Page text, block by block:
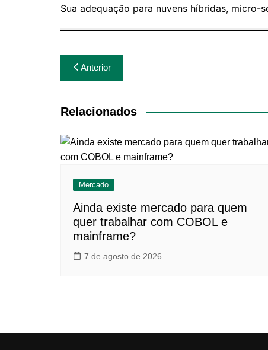
Sua adequação para nuvens híbridas,
Navegação
de
Post
Anterior
Relacionados
Mercado
Ainda existe mercado para quem
quer trabalhar com COBOL e
mainframe?
7 de agosto de 2026